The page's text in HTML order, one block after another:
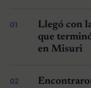
Llegó con
que
en Misuri